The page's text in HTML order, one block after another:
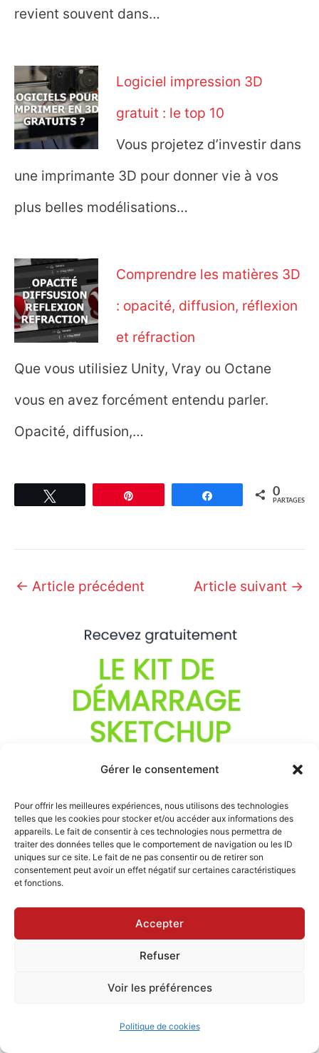
Gérer le consentement
Pour offrir les meilleures expériences, nous utilisons des technologies
telles que les cookies pour stocker et/ou accéder aux informations des
appareils. Le fait de consentir à ces technologies nous permettra de
traiter des données telles que le comportement de navigation ou les ID
uniques sur ce site. Le fait de ne pas consentir ou de retirer son
consentement peut avoir un effet négatif sur certaines caractéristiques
et fonctions.
Accepter
Refuser
Voir les préférences
Politique de cookies
revient souvent dans…
Logiciel impression 3D
gratuit : le top 10
Vous projetez d’investir dans
une imprimante 3D pour donner vie à vos
plus belles modélisations…
Comprendre les matières 3D
: opacité, diffusion, réflexion
et réfraction
Que vous utilisiez Unity, Vray ou Octane
vous en avez forcément entendu parler.
Opacité, diffusion,…
Partagez 0
PARTAGES
Navigation
← Article précédent Article suivant →
DÉCOUVREZ MA